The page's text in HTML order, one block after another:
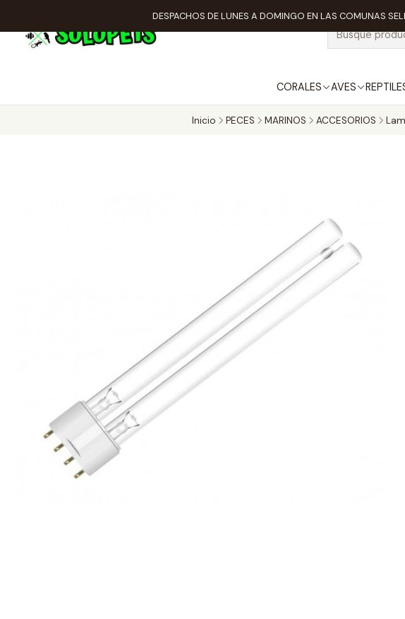
CORALES AVES
DESPACHOS DE LUNES A DOMINGO EN LAS COMUNAS
Inicio PECES MARINOS ACCESORIOS